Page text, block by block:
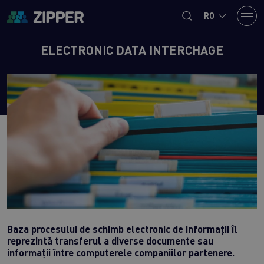
RO
ELECTRONIC DATA INTERCHAGE
Baza procesului de schimb electronic de informații îl
reprezintă transferul a diverse documente sau
informații între computerele companiilor partenere.